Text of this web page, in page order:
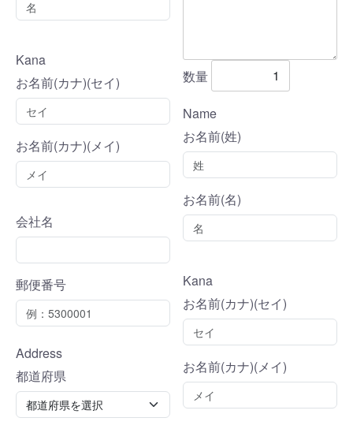
Kana
お名前(カナ)(セイ)
お名前(カナ)(メイ)
会社名
郵便番号
Address
都道府県
数量
Name
お名前(姓)
お名前(名)
Kana
お名前(カナ)(セイ)
お名前(カナ)(メイ)